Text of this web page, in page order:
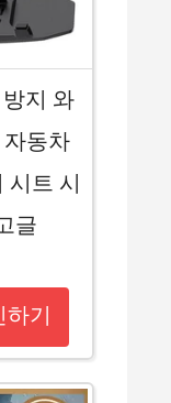
지 와
동차
시트 시
글
기